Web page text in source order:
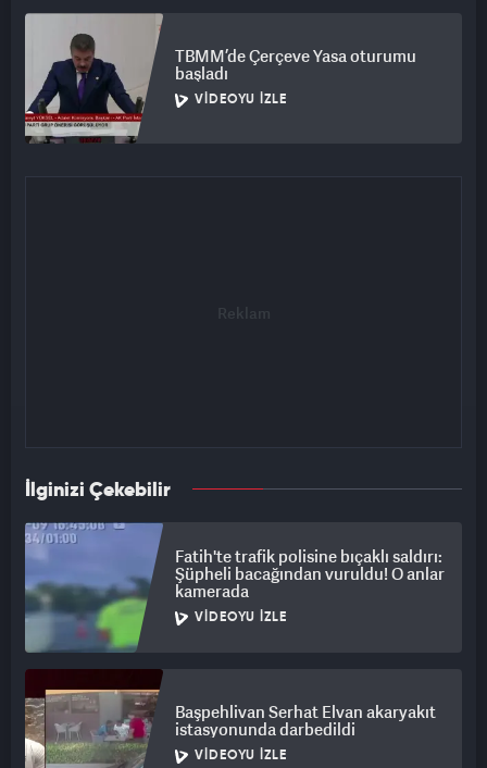
TBMM’de Çerçeve Yasa oturumu
başladı
VIDEOYU İZLE
İlginizi Çekebilir
Fatih'te trafik polisine bıçaklı saldırı:
Şüpheli bacağından vuruldu! O anlar
kamerada
VIDEOYU İZLE
Başpehlivan Serhat Elvan akaryakıt
istasyonunda darbedildi
VIDEOYU İZLE